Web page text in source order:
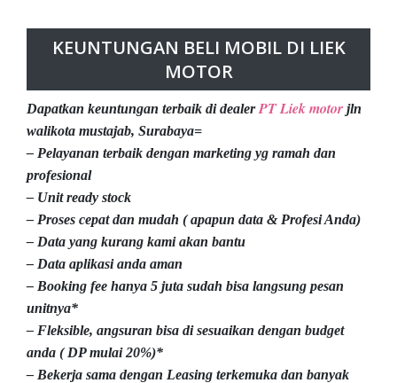
KEUNTUNGAN BELI MOBIL DI LIEK
MOTOR
Dapatkan keuntungan terbaik di dealerPT Liek motor jln
walikota mustajab, Surabaya=
– Pelayanan terbaik dengan marketing yg ramah dan
profesional
– Unit ready stock
– Proses cepat dan mudah ( apapun data & Profesi Anda)
– Data yang kurang kami akan bantu
– Data aplikasi anda aman
– Booking fee hanya 5 juta sudah bisa langsung pesan
unitnya*
– Fleksible, angsuran bisa di sesuaikan dengan budget
anda ( DP mulai 20%)*
– Bekerja sama dengan Leasing terkemuka dan banyak